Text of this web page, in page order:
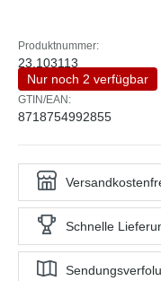
Produktnummer:
23.103113
Nur noch 2 verfügbar
GTIN/EAN:
8718754992855
Schnelle